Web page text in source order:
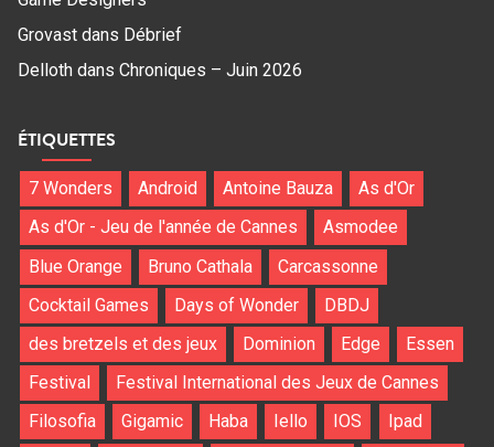
Grovast dans Débrief
Delloth dans Chroniques – Juin 2026
ÉTIQUETTES
7 Wonders Android Antoine Bauza
As d'Or
As d'Or - Jeu de l'année de Cannes
Asmodee
Blue Orange
Bruno Cathala
Carcassonne
Cocktail Games
Days of Wonder
DBDJ
des bretzels et des jeux
Dominion Edge
Essen
Festival
Festival International des Jeux de Cannes
Filosofia
Gigamic Haba Iello IOS Ipad